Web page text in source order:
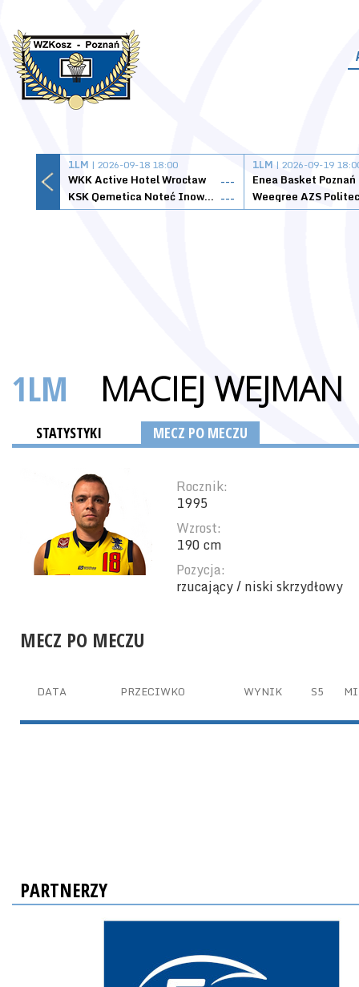
1LM | 2026-09-18 18:00
WKK Active Hotel Wrocław
---
KSK Qemetica Noteć Inowrocław ---
1LM | 2026-09-19
Enea Basket Poznań
1LM MACIEJ WEJMAN
STATYSTYKI MECZ PO MECZU
Rocznik:
1995
Wzrost:
190 cm
Pozycja:
rzucający / niski skrzydłowy
MECZ PO MECZU
DATA PRZECIWKO WYNIK S5
PARTNERZY